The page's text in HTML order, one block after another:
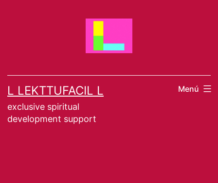
L LEKTTUFACIL L
exclusive spiritual
development support
Menú